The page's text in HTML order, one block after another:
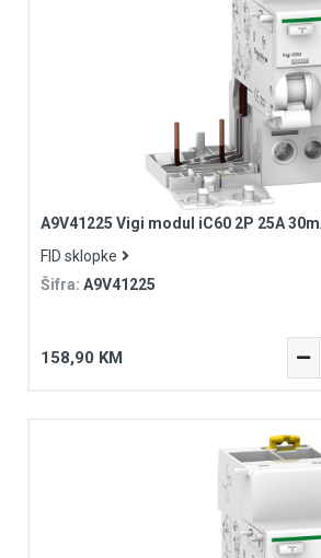
A9V41225 Vigi modul iC60 2P 25A
FID sklopke
Šifra: A9V41225
158,90 KM